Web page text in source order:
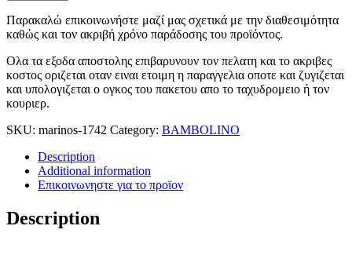
Παρακαλώ επικοινωνήστε μαζί μας σχετικά με την διαθεσιμότητα
καθώς και τον ακριβή χρόνο παράδοσης του προϊόντος.
Ολα τα εξοδα αποστολης επιβαρυνουν τον πελατη και το ακριβες
κοστος οριζεται οταν ειναι ετοιμη η παραγγελια οποτε και ζυγιζεται
και υπολογιζεται ο ογκος του πακετου απο το ταχυδρομειο ή τον
κουριερ.
SKU: marinos-1742 Category: BAMBOLINO
Description
Additional information
Επικοινωνηστε για το προϊoν
Description